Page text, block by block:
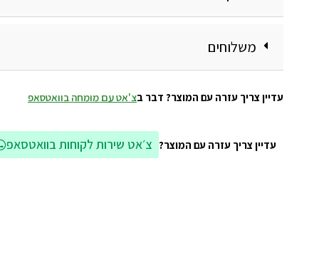
משלוחים
עדיין צריך עזרה עם המוצר? דבר בצ'אט עם מומחה בוואטסאפ
עדיין צריך עזרה עם המוצר? צ׳אט שירות לקוחות בוואטסאפ